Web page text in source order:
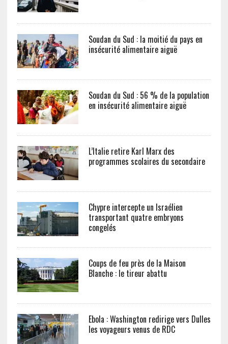
Soudan du Sud : la moitié du pays en
insécurité alimentaire aiguë
Soudan du Sud : 56 % de la population
en insécurité alimentaire aiguë
L’Italie retire Karl Marx des
programmes scolaires du secondaire
Chypre intercepte un Israélien
transportant quatre embryons
congelés
Coups de feu près de la Maison
Blanche : le tireur abattu
Ebola : Washington redirige vers Dulles
les voyageurs venus de RDC